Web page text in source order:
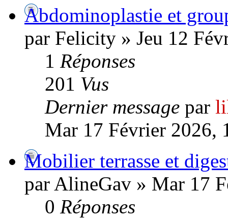
Abdominoplastie et
par Felicity » Jeu 12
1 Réponses
201 Vus
Dernier message par
Mar 17 Février 2026,
Mobilier terrasse et
par AlineGav » Mar 17
0 Réponses